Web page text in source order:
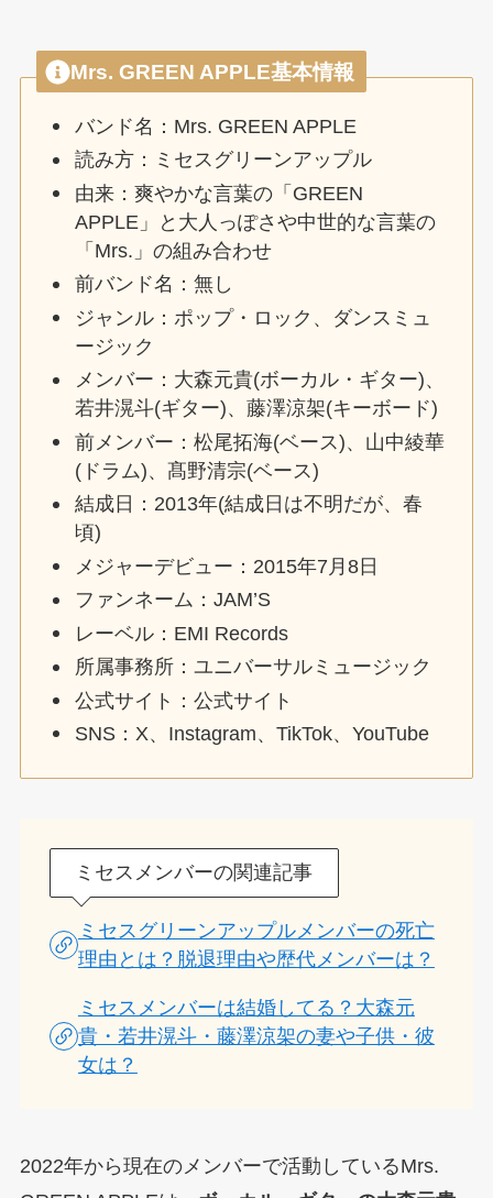
Mrs. GREEN APPLE基本情報
バンド名：Mrs. GREEN APPLE
読み方：ミセスグリーンアップル
由来：爽やかな言葉の「GREEN
APPLE」と大人っぽさや中世的な言葉の
「Mrs.」の組み合わせ
前バンド名：無し
ジャンル：ポップ・ロック、ダンスミュ
ージック
メンバー：大森元貴(ボーカル・ギター)、
若井滉斗(ギター)、藤澤涼架(キーボード)
前メンバー：松尾拓海(ベース)、山中綾華
(ドラム)、髙野清宗(ベース)
結成日：2013年(結成日は不明だが、春
頃)
メジャーデビュー：2015年7月8日
ファンネーム：JAM’S
レーベル：EMI Records
所属事務所：ユニバーサルミュージック
公式サイト：公式サイト
SNS：X、Instagram、TikTok、YouTube
ミセスメンバーの関連記事
ミセスグリーンアップルメンバーの死亡
理由とは？脱退理由や歴代メンバーは？
ミセスメンバーは結婚してる？大森元
貴・若井滉斗・藤澤涼架の妻や子供・彼
女は？
2022年から現在のメンバーで活動しているMrs.